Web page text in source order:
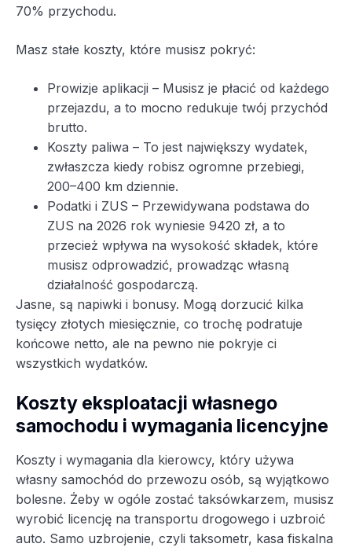
70% przychodu.
Masz stałe koszty, które musisz pokryć:
Prowizje aplikacji – Musisz je płacić od każdego
przejazdu, a to mocno redukuje twój przychód
brutto.
Koszty paliwa – To jest największy wydatek,
zwłaszcza kiedy robisz ogromne przebiegi,
200–400 km dziennie.
Podatki i ZUS – Przewidywana podstawa do
ZUS na 2026 rok wyniesie 9420 zł, a to
przecież wpływa na wysokość składek, które
musisz odprowadzić, prowadząc własną
działalność gospodarczą.
Jasne, są napiwki i bonusy. Mogą dorzucić kilka
tysięcy złotych miesięcznie, co trochę podratuje
końcowe netto, ale na pewno nie pokryje ci
wszystkich wydatków.
Koszty eksploatacji własnego
samochodu i wymagania licencyjne
Koszty i wymagania dla kierowcy, który używa
własny samochód do przewozu osób, są wyjątkowo
bolesne. Żeby w ogóle zostać taksówkarzem, musisz
wyrobić licencję na transportu drogowego i uzbroić
auto. Samo uzbrojenie, czyli taksometr, kasa fiskalna